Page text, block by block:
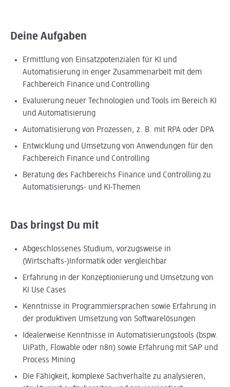
Deine Aufgaben
Ermittlung von Einsatzpotenzialen für KI und
Automatisierung in enger Zusammenarbeit mit dem
Fachbereich Finance und Controlling
Evaluierung neuer Technologien und Tools im Bereich KI
und Automatisierung
Automatisierung von Prozessen, z. B. mit RPA oder DPA
Entwicklung und Umsetzung von Anwendungen für den
Fachbereich Finance und Controlling
Beratung des Fachbereichs Finance und Controlling zu
Automatisierungs- und KI-Themen
Das bringst Du mit
Abgeschlossenes Studium, vorzugsweise in
(Wirtschafts-)Informatik oder vergleichbar
Erfahrung in der Konzeptionierung und Umsetzung von
KI Use Cases
Kenntnisse in Programmiersprachen sowie Erfahrung in
der produktiven Umsetzung von Softwarelösungen
Idealerweise Kenntnisse in Automatisierungstools (bspw.
UiPath, Flowable oder n8n) sowie Erfahrung mit SAP und
Process Mining
Die Fähigkeit, komplexe Sachverhalte zu analysieren,